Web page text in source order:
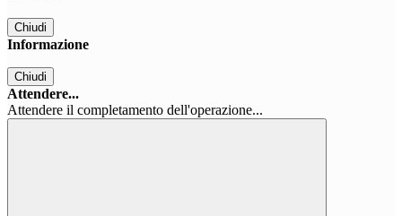
Chiudi
Informazione
Chiudi
Attendere...
Attendere il completamento dell'operazione...